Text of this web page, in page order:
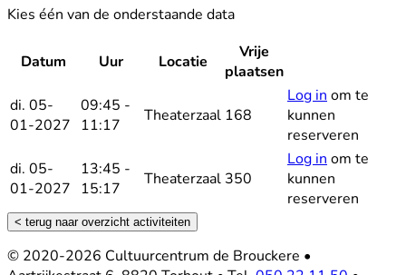
Kies één van de onderstaande data
Datum Uur Locatie
Vrije
plaatsen
di. 05-
01-2027
09:45 -
11:17
Theaterzaal 168
Log in om te
kunnen
reserveren
di. 05-
01-2027
13:45 -
15:17
Theaterzaal 350
Log in om te
kunnen
reserveren
< terug naar overzicht activiteiten
Footer
© 2020-2026 Cultuurcentrum de Brouckere •